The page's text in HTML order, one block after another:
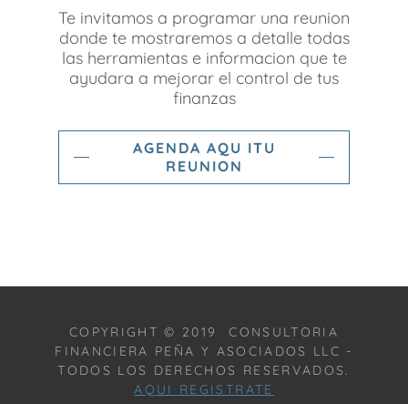
Te invitamos a programar una reunion
donde te mostraremos a detalle todas
las herramientas e informacion que te
ayudara a mejorar el control de tus
finanzas
AGENDA AQU ITU
REUNION
COPYRIGHT © 2019 CONSULTORIA
FINANCIERA PEÑA Y ASOCIADOS LLC -
TODOS LOS DERECHOS RESERVADOS.
AQUI REGISTRATE